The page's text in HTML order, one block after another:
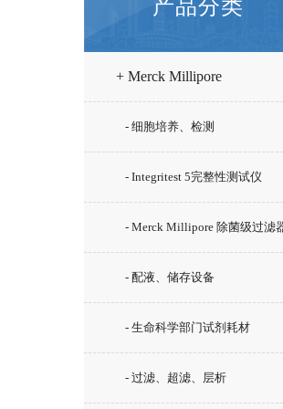
产品分类
+ Merck Millipore
- 细胞培养、检测
- Integritest 5完整性测试仪
- Merck Millipore 除菌级过滤
- 配液、储存设备
- 生命科学部门试剂耗材
- 过滤、超滤、层析